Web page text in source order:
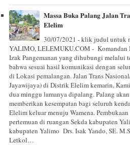
Massa Buka Palang Jalan
Elelim
30/07/2021 - klik judul untuk
YALIMO, LELEMUKU.COM - Komandan
Izak Pangemanan yang dihubungi melalui
bahwa sesuai hasil komunikasi dengan
di Lokasi pemalangan. Jalan Trans
Jayawijaya) di Distrik Elelim kemarin,
dua minggu lamanya dipalang. Palang
memberikan kesempatan bagi seluruh
Elelim keluar menuju Wamena.
pertemuan di ruangan Sekda kabupaten
kabupaten Yalimo Drs. Isak Yando, SE.
Letkol…